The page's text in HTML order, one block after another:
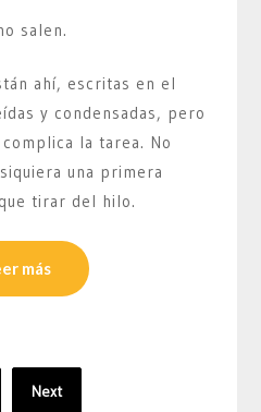
salen.
ahí, escritas en el
y condensadas, pero
la tarea. No
una primera
tirar del hilo.
más
Next